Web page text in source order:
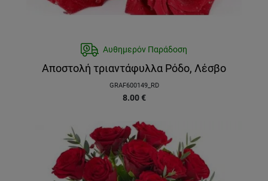
Αυθημερόν Παράδοση
Αποστολή τριαντάφυλλα Ρόδο, Λέσβο
GRAF600149_RD
8.00 €